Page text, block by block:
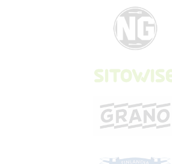
VUODESTA TOISEEN